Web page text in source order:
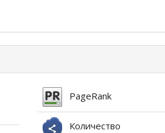
PageRank
Количество